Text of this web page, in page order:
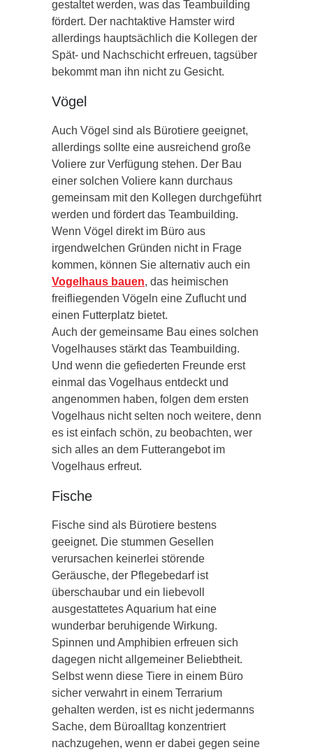
gestaltet werden, was das Teambuilding
fördert. Der nachtaktive Hamster wird
allerdings hauptsächlich die Kollegen der
Spät- und Nachschicht erfreuen, tagsüber
bekommt man ihn nicht zu Gesicht.
Vögel
Auch Vögel sind als Bürotiere geeignet,
allerdings sollte eine ausreichend große
Voliere zur Verfügung stehen. Der Bau
einer solchen Voliere kann durchaus
gemeinsam mit den Kollegen durchgeführt
werden und fördert das Teambuilding.
Wenn Vögel direkt im Büro aus
irgendwelchen Gründen nicht in Frage
kommen, können Sie alternativ auch ein
Vogelhaus bauen, das heimischen
freifliegenden Vögeln eine Zuflucht und
einen Futterplatz bietet.
Auch der gemeinsame Bau eines solchen
Vogelhauses stärkt das Teambuilding.
Und wenn die gefiederten Freunde erst
einmal das Vogelhaus entdeckt und
angenommen haben, folgen dem ersten
Vogelhaus nicht selten noch weitere, denn
es ist einfach schön, zu beobachten, wer
sich alles an dem Futterangebot im
Vogelhaus erfreut.
Fische
Fische sind als Bürotiere bestens
geeignet. Die stummen Gesellen
verursachen keinerlei störende
Geräusche, der Pflegebedarf ist
überschaubar und ein liebevoll
ausgestattetes Aquarium hat eine
wunderbar beruhigende Wirkung.
Spinnen und Amphibien erfreuen sich
dagegen nicht allgemeiner Beliebtheit.
Selbst wenn diese Tiere in einem Büro
sicher verwahrt in einem Terrarium
gehalten werden, ist es nicht jedermanns
Sache, dem Büroalltag konzentriert
nachzugehen, wenn er dabei gegen seine